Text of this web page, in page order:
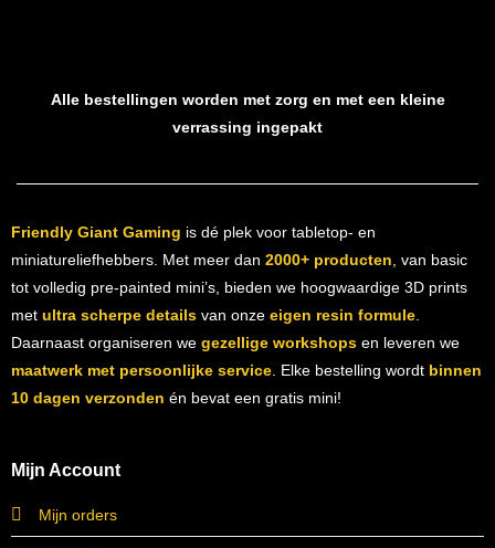
Alle bestellingen worden met zorg en met een kleine
verrassing ingepakt
Friendly Giant Gaming is dé plek voor tabletop- en
miniatureliefhebbers. Met meer dan 2000+ producten, van basic
tot volledig pre-painted mini’s, bieden we hoogwaardige 3D prints
met ultra scherpe detailsvan onze eigen resin formule.
Daarnaast organiseren we gezellige workshopsen leveren we
maatwerk met persoonlijke service. Elke bestelling wordt binnen
10 dagen verzonden én bevat een gratis mini!
Mijn Account
Mijn orders